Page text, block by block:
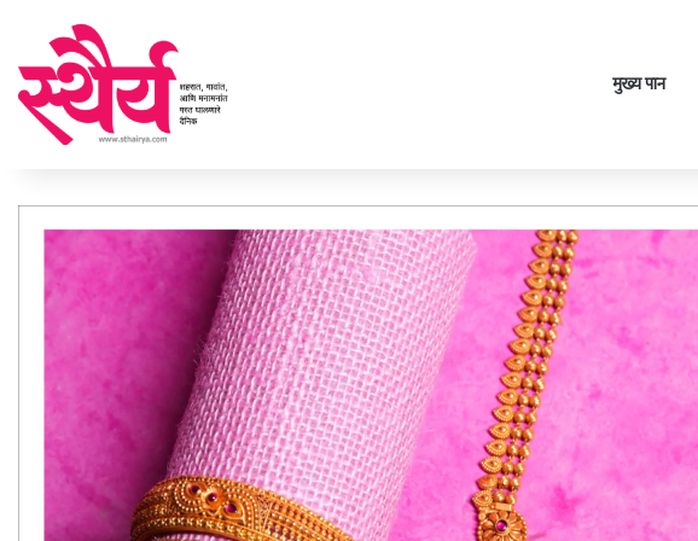
मुख्य पान